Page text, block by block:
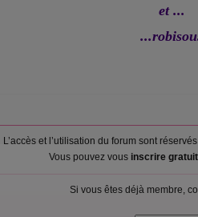
et ...
L’accès et l’utilisation du forum sont
Vous pouvez vous inscrire
Si vous êtes déjà membre,